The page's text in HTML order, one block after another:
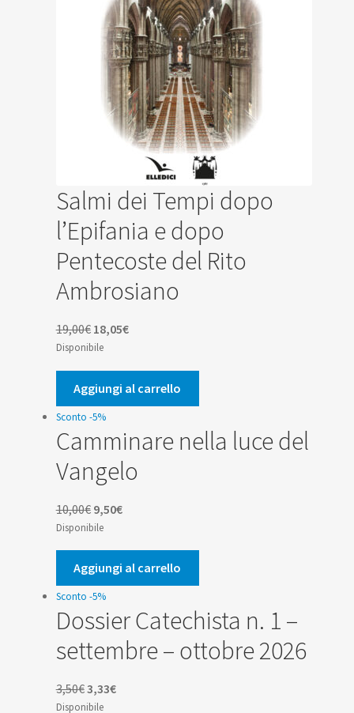
Salmi dei Tempi dopo
l’Epifania e dopo
Pentecoste del Rito
Ambrosiano
19,00€ Il
prezzo
originale
era:
19,00€.
18,05€Il
attuale
è:
18,05€.
Disponibile
Aggiungi al carrello
Sconto -5%
Camminare nella luce del
Vangelo
10,00€ Il
prezzo
originale
era:
10,00€.
9,50€Il
attuale
è:
9,50€.
Disponibile
Aggiungi al carrello
Sconto -5%
Dossier Catechista n. 1 –
settembre – ottobre 2026
3,50€Il
prezzo
3,33€Il
Disponibile